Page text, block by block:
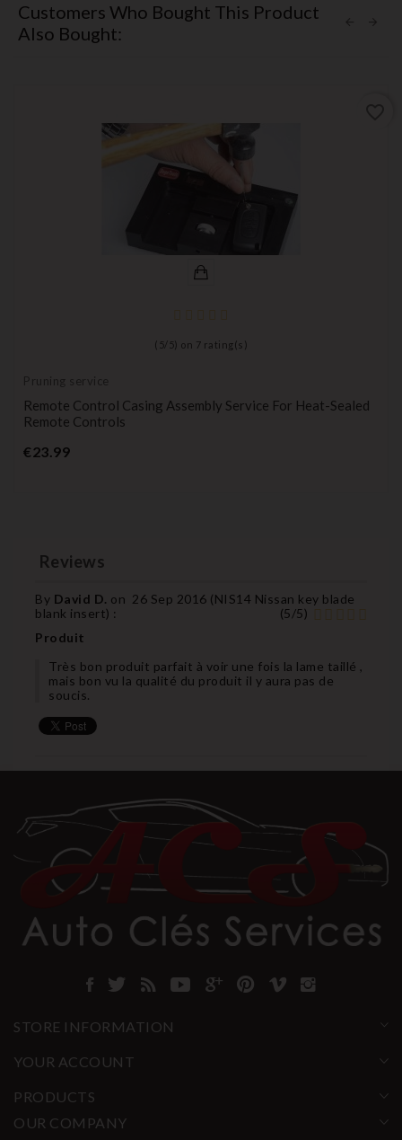
Customers Who Bought This Product
Also Bought:
( 5/ 5) on 7 rating(s)
Pruning service
Remote Control Casing Assembly Service For Heat-Sealed
Remote Controls
€23.99Price
Reviews
By David D. on 26 Sep 2016 (NIS14 Nissan key blade
blank insert) : (5/5)
Produit
Très bon produit parfait à voir une fois la lame taillé ,
mais bon vu la qualité du produit il y aura pas de
soucis.
STORE INFORMATION
YOUR ACCOUNT
PRODUCTS
OUR COMPANY